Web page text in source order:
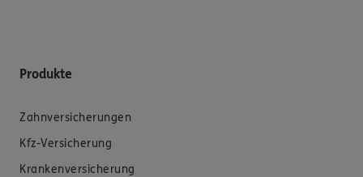
Produkte
Zahnversicherungen
Kfz-Versicherung
Krankenversicherung